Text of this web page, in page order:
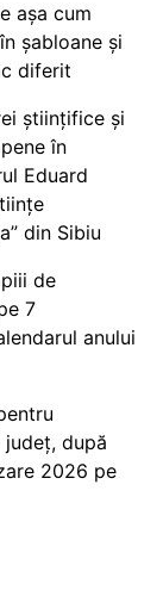
așa cum
șabloane și
diferit
științifice și
în
Eduard
din Sibiu
de
7
anului
după
2026 pe